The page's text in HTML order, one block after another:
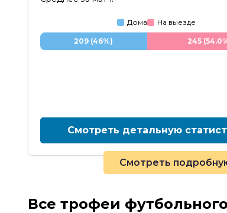
Дома На выезде
209 (46%) 245
Смотреть детальную
Смотреть
Все трофеи